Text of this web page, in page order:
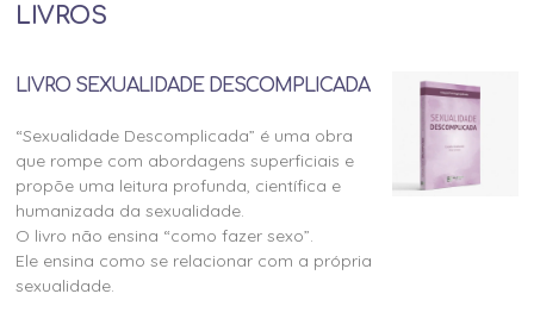
LIVROS
LIVRO SEXUALIDADE DESCOMPLICADA
“Sexualidade Descomplicada” é uma obra
que rompe com abordagens superficiais e
propõe uma leitura profunda, científica e
humanizada da sexualidade.
O livro não ensina “como fazer sexo”.
Ele ensina como se relacionar com a própria
sexualidade.